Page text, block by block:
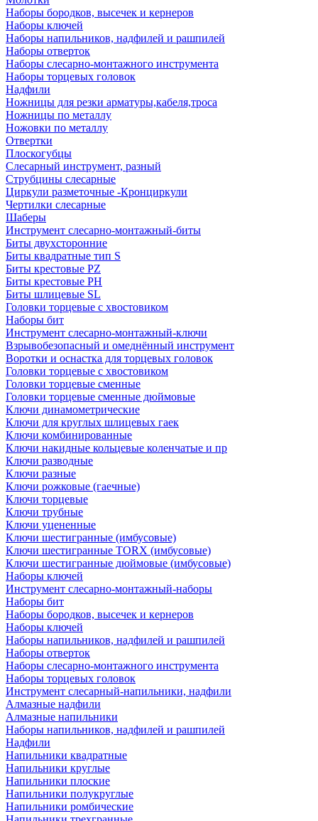
Наборы бородков, высечек и кернеров
Наборы ключей
Наборы напильников, надфилей и рашпилей
Наборы отверток
Наборы слесарно-монтажного инструмента
Наборы торцевых головок
Надфили
Ножницы для резки арматуры,кабеля,троса
Ножницы по металлу
Ножовки по металлу
Отвертки
Плоскогубцы
Слесарный инструмент, разный
Струбцины слесарные
Циркули разметочные -Кронциркули
Чертилки слесарные
Шаберы
Инструмент слесарно-монтажный-биты
Биты двухсторонние
Биты квадратные тип S
Биты крестовые РZ
Биты крестовые РН
Биты шлицевые SL
Головки торцевые с хвостовиком
Наборы бит
Инструмент слесарно-монтажный-ключи
Взрывобезопасный и омеднённый инструмент
Воротки и оснаcтка для торцевых головок
Головки торцевые с хвостовиком
Головки торцевые сменные
Головки торцевые сменные дюймовые
Ключи динамометрические
Ключи для круглых шлицевых гаек
Ключи комбинированные
Ключи накидные кольцевые коленчатые и пр
Ключи разводные
Ключи разные
Ключи рожковые (гаечные)
Ключи торцевые
Ключи трубные
Ключи уцененные
Ключи шестигранные (имбусовые)
Ключи шестигранные TORX (имбусовые)
Ключи шестигранные дюймовые (имбусовые)
Наборы ключей
Инструмент слесарно-монтажный-наборы
Наборы бит
Наборы бородков, высечек и кернеров
Наборы ключей
Наборы напильников, надфилей и рашпилей
Наборы отверток
Наборы слесарно-монтажного инструмента
Наборы торцевых головок
Инструмент слесарный-напильники, надфили
Алмазные надфили
Алмазные напильники
Наборы напильников, надфилей и рашпилей
Надфили
Напильники квадратные
Напильники круглые
Напильники плоские
Напильники полукруглые
Напильники ромбические